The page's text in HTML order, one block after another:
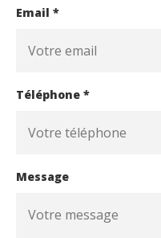
Email *
Téléphone *
Message